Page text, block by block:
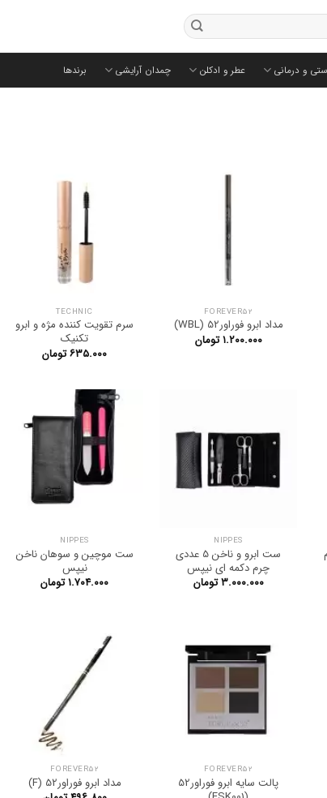
و درمانی عطر و ادکلن چمدان آرایشی برندها
FOREVER52
مداد ابرو فوراور52 (WBL)
۱.۲۰۰.۰۰۰ تومان
TECHNIC
سرم تقویت کننده مژه و ابرو
تکنیک
۶۳۵.۰۰۰تومان
NIPPES
ست ابرو و ناخن 5 عددی
چرم دکمه ای نیپس
۳.۰۰۰.۰۰۰ تومان
NIPPES
ست موچین و سوهان ناخن
نیپس
۱.۷۰۴.۰۰۰تومان
FOREVER52
پالت سایه ابرو فوراور52
FOREVER52
مداد ابرو فوراور52 (F)